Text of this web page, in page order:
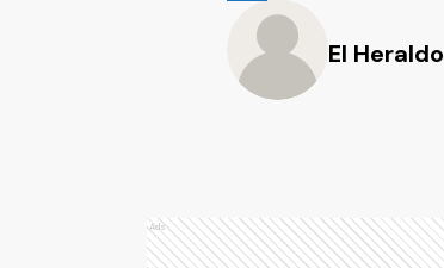
El Heraldo
Ads